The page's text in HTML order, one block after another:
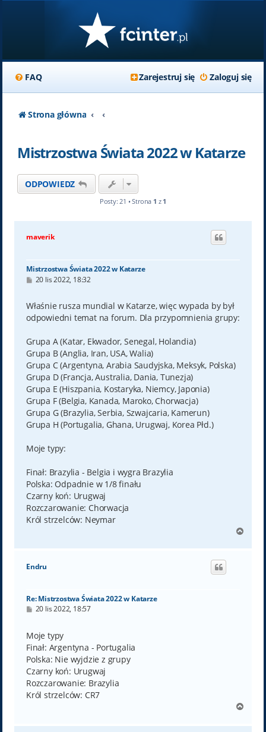
FAQ Zaloguj się
Zarejestruj się
Strona główna
Mistrzostwa Świata 2022 w Katarze
ODPOWIEDZ
Posty: 21 • Strona 1 z 1
maverik
Mistrzostwa Świata 2022 w Katarze
P
t
20 lis 2022, 18:32
Właśnie rusza mundial w Katarze, więc wypada by był
odpowiedni temat na forum. Dla przypomnienia grupy:
Grupa A (Katar, Ekwador, Senegal, Holandia)
Grupa B (Anglia, Iran, USA, Walia)
Grupa C (Argentyna, Arabia Saudyjska, Meksyk, Polska)
Grupa D (Francja, Australia, Dania, Tunezja)
Grupa E (Hiszpania, Kostaryka, Niemcy, Japonia)
Grupa F (Belgia, Kanada, Maroko, Chorwacja)
Grupa G (Brazylia, Serbia, Szwajcaria, Kamerun)
Grupa H (Portugalia, Ghana, Urugwaj, Korea Płd.)
Moje typy:
Finał: Brazylia - Belgia i wygra Brazylia
Polska: Odpadnie w 1/8 finału
Czarny koń: Urugwaj
Rozczarowanie: Chorwacja
Król strzelców: Neymar
g
Endru
Re: Mistrzostwa Świata 2022 w Katarze
P
t
20 lis 2022, 18:57
Moje typy
Finał: Argentyna - Portugalia
Polska: Nie wyjdzie z grupy
Czarny koń: Urugwaj
Rozczarowanie: Brazylia
Król strzelców: CR7
g